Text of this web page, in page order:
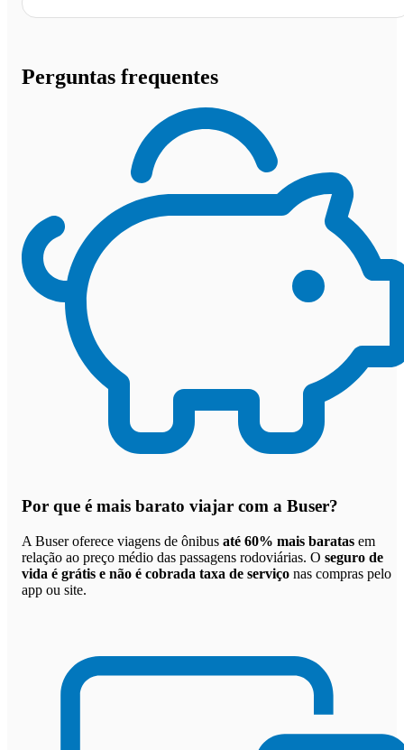
Perguntas frequentes
Por que é mais barato viajar com a Buser?
A Buser oferece viagens de ônibus até 60% mais baratas em
relação ao preço médio das passagens rodoviárias. O seguro de
vida é grátis e não é cobrada taxa de serviço nas compras pelo
app ou site.